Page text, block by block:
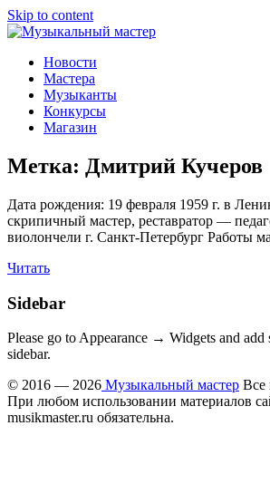
Skip to content
Музыкальный мастер
О мастерах музыкальных инструментов и
Новости
Мастера
Музыканты
Конкурсы
Магазин
Метка: Дмитрий Кучеров
Дата рождения: 19 февраля 1959 г. в
cкрипичный мастер, реставратор —
виолончели г. Санкт-Петербург Работы
Читать
Sidebar
Please go to Appearance → Widgets and add
sidebar.
© 2016 — 2026 Музыкальный мастер Все
При любом использовании материалов
musikmaster.ru обязательна.